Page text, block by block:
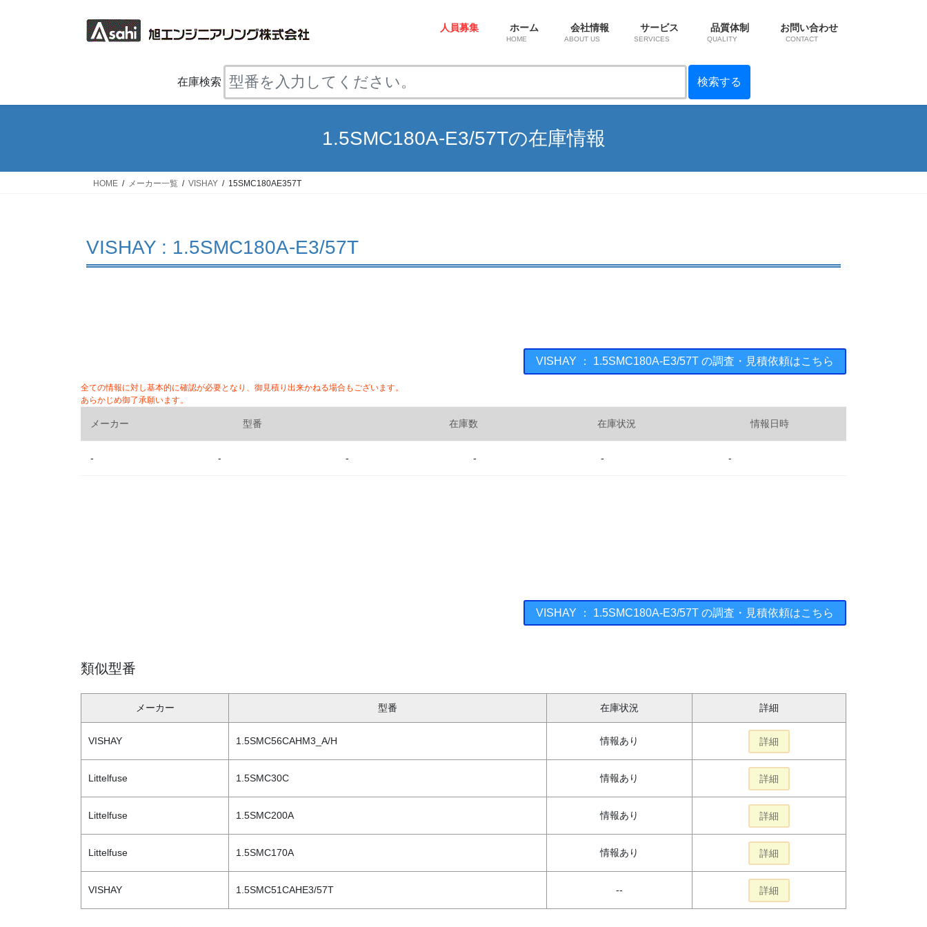
ス
ン
人員募集 ホーム
HOME
会社情報
ABOUT US
サービス
SERVICES
品質体制
QUALITY
お問い合わせ
CONTACT
在庫検索
1.5SMC180A-E3/57Tの在庫情報
HOME メーカー一覧 VISHAY 15SMC180AE357T
VISHAY : 1.5SMC180A-E3/57T
VISHAY ： 1.5SMC180A-E3/57T の調査・見積依頼はこちら
全ての情報に対し基本的に確認が必要となり、御見積り出来かねる場合もございます。
あらかじめ御了承願います。
メーカー 型番 在庫数 在庫状況 情報日時
- - - - - -
VISHAY ： 1.5SMC180A-E3/57T の調査・見積依頼はこちら
類似型番
メーカー 型番 在庫状況 詳細
VISHAY 1.5SMC56CAHM3_A/H 情報あり 詳細
Littelfuse 1.5SMC30C 情報あり 詳細
Littelfuse 1.5SMC200A 情報あり 詳細
Littelfuse 1.5SMC170A 情報あり 詳細
VISHAY 1.5SMC51CAHE3/57T -- 詳細